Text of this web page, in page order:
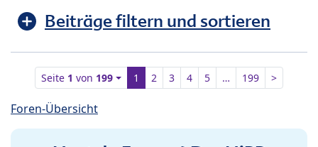
Beiträge filtern und sortieren
Seite 1 von 199 1 2 3 4 5 … 199 >
Foren-Übersicht